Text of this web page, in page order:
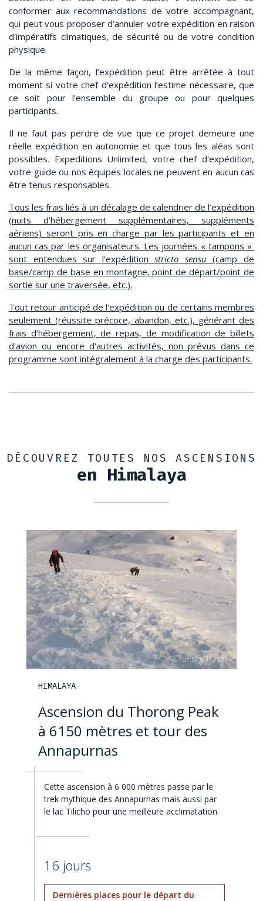
conformer aux recommandations de votre accompagnant,
qui peut vous proposer d’annuler votre expédition en raison
d'impératifs climatiques, de sécurité ou de votre condition
physique.
De la même façon, l’expédition peut être arrêtée à tout
moment si votre chef d'expédition l’estime nécessaire, que
ce soit pour l’ensemble du groupe ou pour quelques
participants.
Il ne faut pas perdre de vue que ce projet demeure une
réelle expédition en autonomie et que tous les aléas sont
possibles. Expeditions Unlimited, votre chef d'expédition,
votre guide ou nos équipes locales ne peuvent en aucun cas
être tenus responsables.
Tous les frais liés à un décalage de calendrier de l’expédition
(nuits d’hébergement supplémentaires, suppléments
aériens) seront pris en charge par les participants et en
aucun cas par les organisateurs. Les journées « tampons »
sont entendues sur l’expéditionstricto sensu (camp de
base/camp de base en montagne, point de départ/point de
sortie sur une traversée, etc.).
Tout retour anticipé de l'expédition ou de certains membres
seulement (réussite précoce, abandon, etc.), générant des
frais d’hébergement, de repas, de modification de billets
d'avion ou encore d'autres activités, non prévus dans ce
programme sont intégralement à la charge des participants.
DÉCOUVREZ TOUTES NOS ASCENSIONS
en Himalaya
HIMALAYA
Ascension du Thorong Peak
à 6150 mètres et tour des
Annapurnas
Cette ascension à 6 000 mètres passe par le
trek mythique des Annapurnas mais aussi par
le lac Tilicho pour une meilleure acclimatation.
16 jours
Dernières places pour le départ du